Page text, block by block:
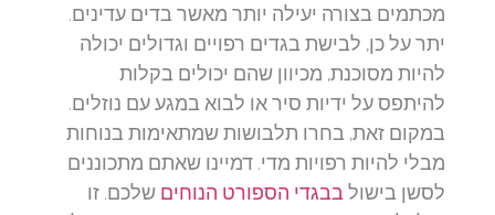
מכתמים בצורה יעילה יותר מאשר בדים עדינים.
יתר על כן, לבישת בגדים רפויים וגדולים יכולה
להיות מסוכנת, מכיוון שהם יכולים בקלות
להיתפס על ידיות סיר או לבוא במגע עם נוזלים.
במקום זאת, בחרו תלבושות שמתאימות בנוחות
מבלי להיות רפויות מדי. דמיינו שאתם מתכוננים
לסשן בישולבבגדי הספורט הנוחיםשלכם. זו